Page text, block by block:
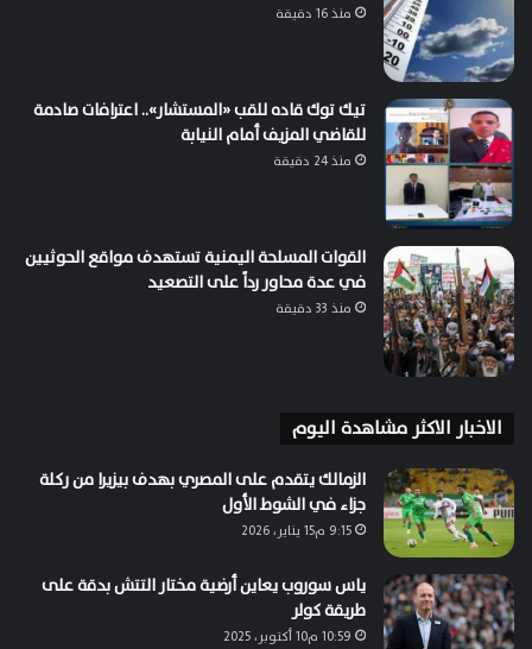
منذ 16 دقيقة
تيك توك قاده للقب «المستشار».. اعترافات صادمة
للقاضي المزيف أمام النيابة
منذ 24 دقيقة
القوات المسلحة اليمنية تستهدف مواقع الحوثيين
في عدة محاور رداً على التصعيد
منذ 33 دقيقة
الاخبار الاكثر مشاهدة اليوم
الزمالك يتقدم على المصري بهدف بيزيرا من ركلة
جزاء في الشوط الأول
9:15 م15 يناير، 2026
ياس سوروب يعاين أرضية مختار التتش بدقة على
طريقة كولر
10:59 م10 أكتوبر، 2025